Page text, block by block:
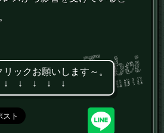
リックお願いします～。
↓ ↓ ↓ ↓ ↓